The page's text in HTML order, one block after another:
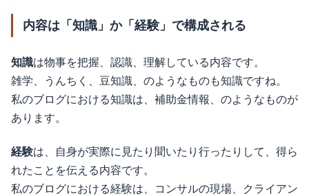
内容は「知識」か「経験」で構成される
知識は物事を把握、認識、理解している内容です。
雑学、うんちく、豆知識、のようなものも知識ですね。
私のブログにおける知識は、補助金情報、のようなものが
あります。
経験は、自身が実際に見たり聞いたり行ったりして、得ら
れたことを伝える内容です。
私のブログにおける経験は、コンサルの現場、クライアン